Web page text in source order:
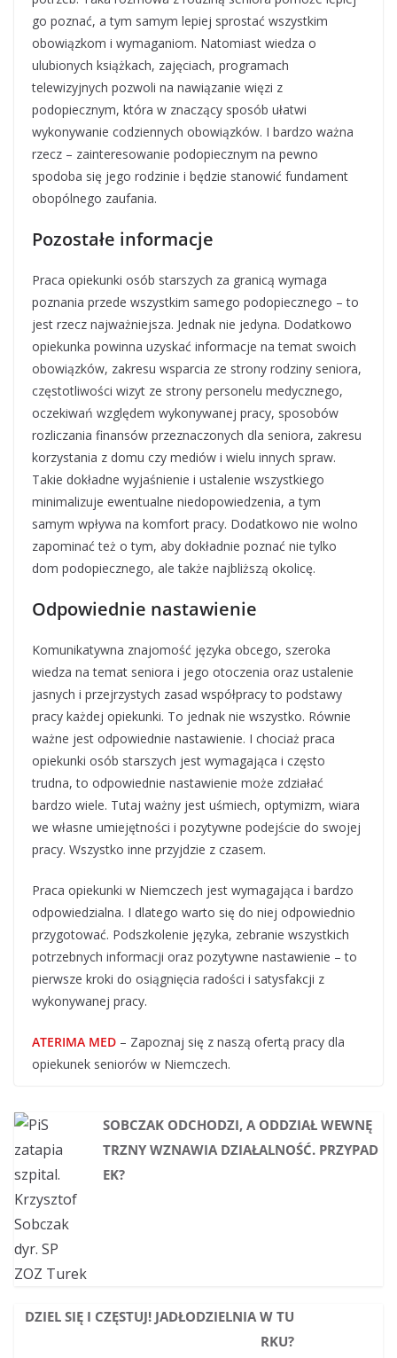
go poznać, a tym samym lepiej sprostać wszystkim
obowiązkom i wymaganiom. Natomiast wiedza o
ulubionych książkach, zajęciach, programach
telewizyjnych pozwoli na nawiązanie więzi z
podopiecznym, która w znaczący sposób ułatwi
wykonywanie codziennych obowiązków. I bardzo ważna
rzecz – zainteresowanie podopiecznym na pewno
spodoba się jego rodzinie i będzie stanowić fundament
obopólnego zaufania.
Pozostałe informacje
Praca opiekunki osób starszych za granicą wymaga
poznania przede wszystkim samego podopiecznego – to
jest rzecz najważniejsza. Jednak nie jedyna. Dodatkowo
opiekunka powinna uzyskać informacje na temat swoich
obowiązków, zakresu wsparcia ze strony rodziny seniora,
częstotliwości wizyt ze strony personelu medycznego,
oczekiwań względem wykonywanej pracy, sposobów
rozliczania finansów przeznaczonych dla seniora, zakresu
korzystania z domu czy mediów i wielu innych spraw.
Takie dokładne wyjaśnienie i ustalenie wszystkiego
minimalizuje ewentualne niedopowiedzenia, a tym
samym wpływa na komfort pracy. Dodatkowo nie wolno
zapominać też o tym, aby dokładnie poznać nie tylko
dom podopiecznego, ale także najbliższą okolicę.
Odpowiednie nastawienie
Komunikatywna znajomość języka obcego, szeroka
wiedza na temat seniora i jego otoczenia oraz ustalenie
jasnych i przejrzystych zasad współpracy to podstawy
pracy każdej opiekunki. To jednak nie wszystko. Równie
ważne jest odpowiednie nastawienie. I chociaż praca
opiekunki osób starszych jest wymagająca i często
trudna, to odpowiednie nastawienie może zdziałać
bardzo wiele. Tutaj ważny jest uśmiech, optymizm, wiara
we własne umiejętności i pozytywne podejście do swojej
pracy. Wszystko inne przyjdzie z czasem.
Praca opiekunki w Niemczech jest wymagająca i bardzo
odpowiedzialna. I dlatego warto się do niej odpowiednio
przygotować. Podszkolenie języka, zebranie wszystkich
potrzebnych informacji oraz pozytywne nastawienie – to
pierwsze kroki do osiągnięcia radości i satysfakcji z
wykonywanej pracy.
ATERIMA MED – Zapoznaj się z naszą ofertą pracy dla
opiekunek seniorów w Niemczech.
SOBCZAK ODCHODZI, A ODDZIAŁ WEWNĘ
TRZNY WZNAWIA DZIAŁALNOŚĆ. PRZYPAD
EK?
DZIEL SIĘ I CZĘSTUJ! JADŁODZIELNIA W TU
RKU?